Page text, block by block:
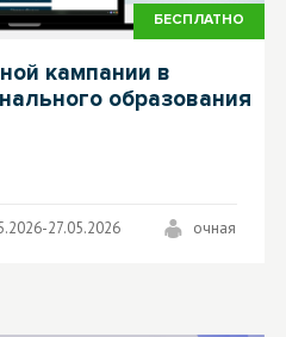
БЕСПЛАТНО
кампании в
образования
27.05.2026 очная